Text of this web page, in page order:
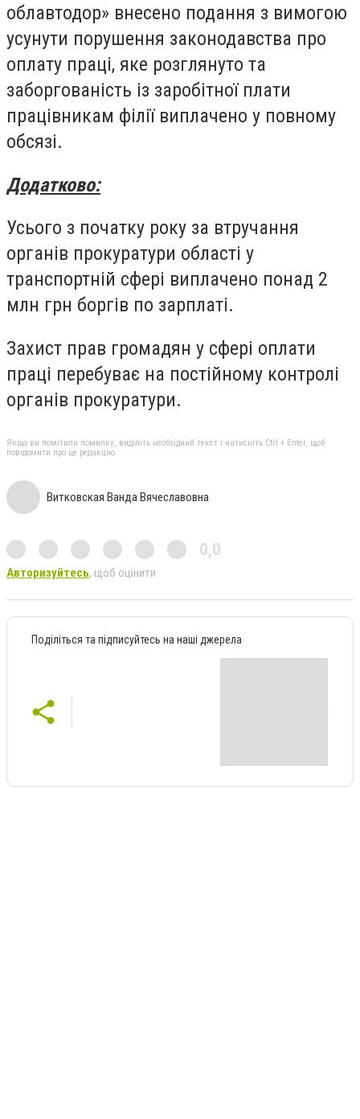
облавтодор» внесено подання з вимогою
усунути порушення законодавства про
оплату праці, яке розглянуто та
заборгованість із заробітної плати
працівникам філії виплачено у повному
обсязі.
Додатково:
Усього з початку року за втручання
органів прокуратури області у
транспортній сфері виплачено понад 2
млн грн боргів по зарплаті.
Захист прав громадян у сфері оплати
праці перебуває на постійному контролі
органів прокуратури.
Якщо ви помітили помилку, виділіть необхідний текст і натисніть Ctrl + Enter, щоб
повідомити про це редакцію
Витковская Ванда Вячеславовна
0,0
Авторизуйтесь, щоб оцінити
Поділіться та підписуйтесь на наші джерела